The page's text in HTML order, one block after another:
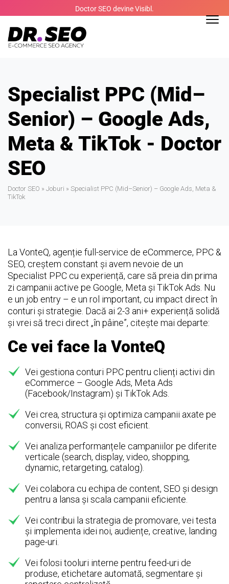
to
content
Doctor SEO devine Visibl.
Specialist PPC (Mid–
Senior) – Google Ads,
Meta & TikTok - Doctor
SEO
Doctor SEO » Joburi » Specialist PPC (Mid–Senior) – Google Ads, Meta &
TikTok
La VonteQ, agenție full-service de eCommerce, PPC &
SEO, creștem constant și avem nevoie de un
Specialist PPC cu experiență, care să preia din prima
zi campanii active pe Google, Meta și TikTok Ads. Nu
e un job entry – e un rol important, cu impact direct în
conturi și strategie. Dacă ai 2-3 ani+ experiență solidă
și vrei să treci direct „în pâine”, citește mai departe:
Ce vei face la VonteQ
Vei gestiona conturi PPC pentru clienți activi din
eCommerce – Google Ads, Meta Ads
(Facebook/Instagram) și TikTok Ads.
Vei crea, structura și optimiza campanii axate pe
conversii, ROAS și cost eficient.
Vei analiza performanțele campaniilor pe diferite
verticale (search, display, video, shopping,
dynamic, retargeting, catalog).
Vei colabora cu echipa de content, SEO și design
pentru a lansa și scala campanii eficiente.
Vei contribui la strategia de promovare, vei testa
și implementa idei noi, audiențe, creative, landing
page-uri.
Vei folosi tooluri interne pentru feed-uri de
produse, etichetare automată, segmentare și